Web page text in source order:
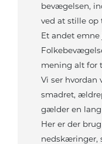
bevægelsen,
ved at stille op
Et andet
mening alt for
Vi ser hvordan
smadret,
gælder en
Her er der
nedskæringer,